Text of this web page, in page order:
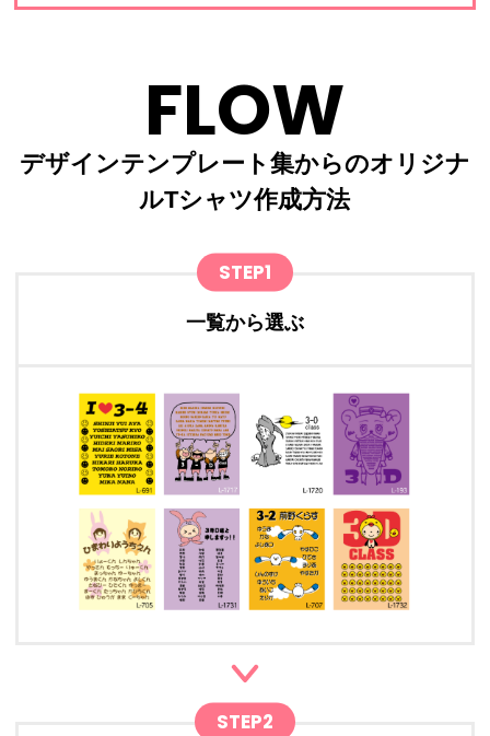
FLOW
デザインテンプレート集からのオリジナ
ルTシャツ作成方法
STEP1
一覧から選ぶ
STEP2